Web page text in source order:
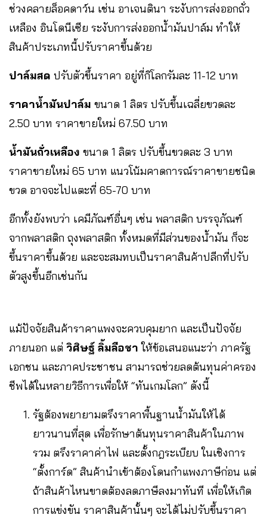
ช่วงคลายล็อคดาว์น เช่น อาเจนตินา ระงับการส่งออกถั่ว
เหลือง อินโดนีเซีย ระงับการส่งออกน้ำมันปาล์ม ทำให้
สินค้าประเภทนี้ปรับราคาขึ้นด้วย
ปาล์มสด ปรับตัวขึ้นราคา อยู่ที่กิโลกรัมละ 11-12 บาท
ราคาน้ำมันปาล์ม ขนาด 1 ลิตร ปรับขึ้นเฉลี่ยขวดละ
2.50 บาท ราคาขายใหม่ 67.50 บาท
น้ำมันถั่วเหลือง ขนาด 1 ลิตร ปรับขึ้นขวดละ 3 บาท
ราคาขายใหม่ 65 บาท แนวโน้มคาดการณ์ราคาขายชนิด
ขวด อาจจะไปแตะที่ 65-70 บาท
อีกทั้งยังพบว่า เคมีภัณฑ์อื่นๆ เช่น พลาสติก บรรจุภัณฑ์
จากพลาสติก ถุงพลาสติก ทั้งหมดที่มีส่วนของน้ำมัน ก็จะ
ขึ้นราคาขึ้นด้วย และจะสมทบเป็นราคาสินค้าปลีกที่ปรับ
ตัวสูงขึ้นอีกเช่นกัน
แม้ปัจจัยสินค้าราคาแพงจะควบคุมยาก และเป็นปัจจัย
ภายนอก แต่ วิศิษฐ์ ลิ้มลือชาให้ข้อเสนอแนะว่า ภาครัฐ
เอกชน และภาคประชาชน สามารถช่วยลดต้นทุนค่าครอง
ชีพได้ในหลายวิธีการเพื่อให้ “ทันเกมโลก” ดังนี้
รัฐต้องพยายามตรึงราคาพื้นฐานน้ำมันให้ได้
ยาวนานที่สุด เพื่อรักษาต้นทุนราคาสินค้าในภาพ
รวม ตรึงราคาค่าไฟ และตั้งกฎระเบียบ ในเชิงการ
“ตั้งการ์ด” สินค้านำเข้าต้องโดนกำแพงภาษีก่อน แต่
ถ้าสินค้าไหนขาดต้องลดภาษีลงมาทันที เพื่อให้เกิด
การแข่งขัน ราคาสินค้านั้นๆ จะได้ไม่ปรับขึ้นราคา